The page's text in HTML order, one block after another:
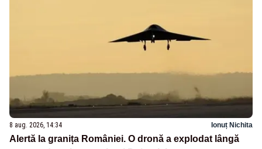
8 aug. 2026, 14:34 Ionuț Nichita
Alertă la granița României. O dronă a explodat lângă